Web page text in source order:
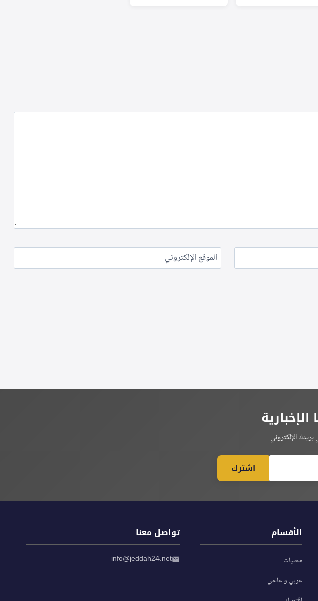
الموقع الإلكتروني
الإلكتروني
اشترك
الأقسام
محليات
عربي و عالمي
تواصل معنا
info@jeddah24.net